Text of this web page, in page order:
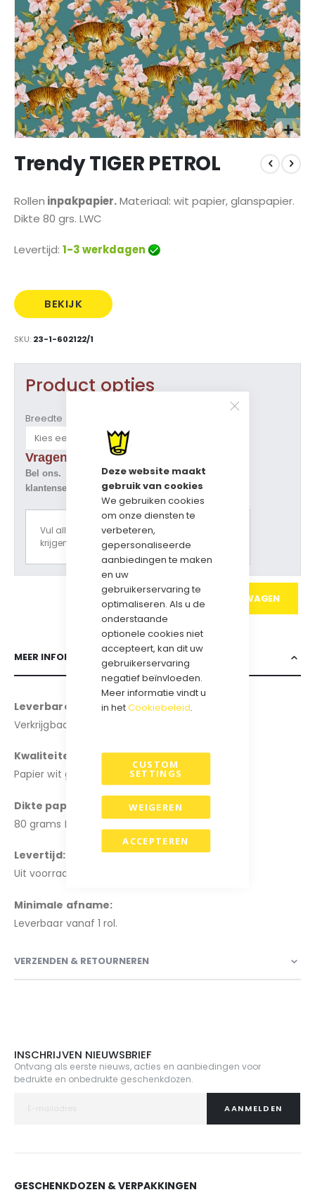
Deze website maakt
gebruik van cookies
We gebruiken cookies
om onze diensten te
verbeteren,
gepersonaliseerde
aanbiedingen te maken
en uw
gebruikerservaring te
optimaliseren. Als u de
onderstaande
optionele cookies niet
accepteert, kan dit uw
gebruikerservaring
negatief beïnvloeden.
Meer informatie vindt u
in hetCookiebeleid.
ACCEPTEREN
CUSTOM
SETTINGS
WEIGEREN
naar
het
van
de
gallerij
Trendy TIGER PETROL
Rollen inpakpapier.Materiaal: wit papier, glanspapier.
Dikte 80 grs. LWC
Levertijd: 1-3 werkdagen
BEKIJK
SKU 23-1-602122/1
Product opties
Breedte
Vragen over dit artikel ?
Bel ons. Tel. 073-5229800
klantenservice@geschenkdozen.eu
Vul alle opties in om een prijsoverzicht te
krijgen.
IN WINKELWAGEN
MEER INFORMATIE
Leverbare breedtes:
Verkrijgbaar in de breedte: 50cm (200 meter).
Kwaliteiten:
Papier wit glans
Dikte papier:
80 grams LWC
Levertijd:
Uit voorraad leverbaar, 1-3 werkdagen.
Minimale afname:
Leverbaar vanaf 1 rol.
VERZENDEN & RETOURNEREN
INSCHRIJVEN NIEUWSBRIEF
Ontvang als eerste nieuws, acties en aanbiedingen voor
bedrukte en onbedrukte geschenkdozen.
AANMELDEN
GESCHENKDOZEN & VERPAKKINGEN